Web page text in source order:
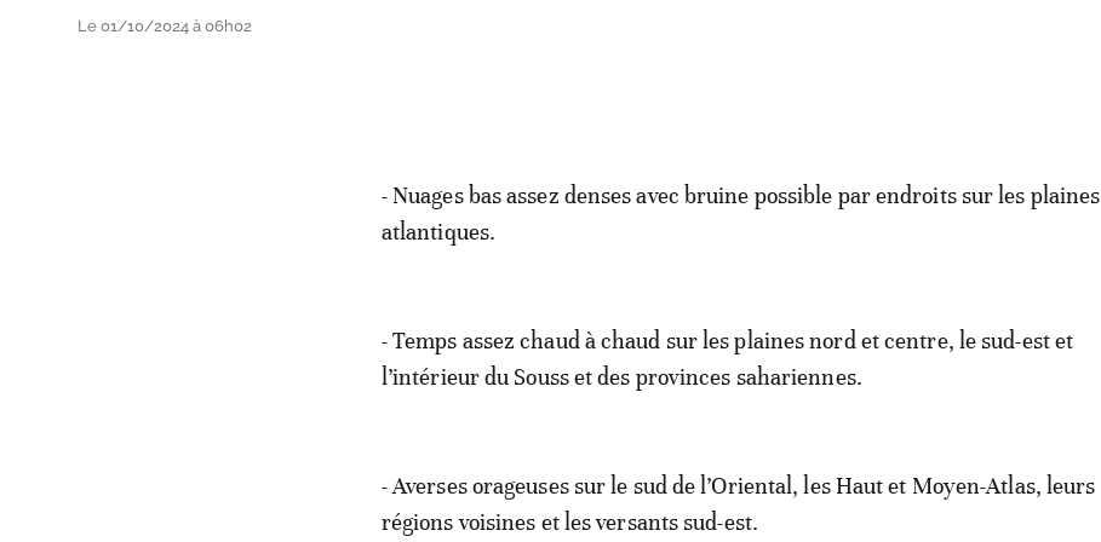
Le 01/10/2024 à 06h02
- Nuages bas assez denses avec bruine possible par endroits sur les plaines
atlantiques.
- Temps assez chaud à chaud sur les plaines nord et centre, le sud-est et
l’intérieur du Souss et des provinces sahariennes.
- Averses orageuses sur le sud de l’Oriental, les Haut et Moyen-Atlas, leurs
régions voisines et les versants sud-est.